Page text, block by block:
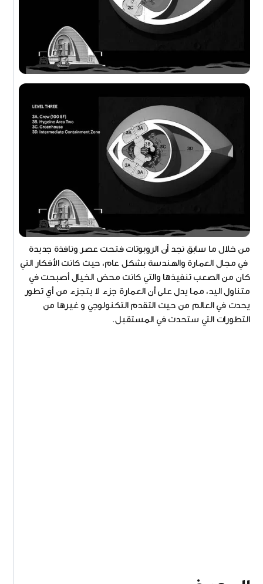
من خلال ما سابق نجد أن الروبوتات فتحت عصر ونافذة جديدة
في مجال العمارة والهندسة بشكل عام، حيث كانت الأفكار التي
كان من الصعب تنفيذها والتي كانت محض الخيال أصبحت في
متناول اليد، مما يدل على أن العمارة جزء لا يتجزء من أي تطور
يحدث في العالم من حيث التقدم التكنولوجي و غيرها من
التطورات التي ستحدث في المستقبل.